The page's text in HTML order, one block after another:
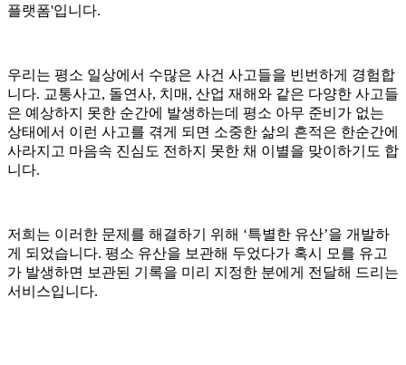
플랫폼'입니다.
우리는 평소 일상에서 수많은 사건 사고들을 빈번하게 경험합
니다. 교통사고, 돌연사, 치매, 산업 재해와 같은 다양한 사고들
은 예상하지 못한 순간에 발생하는데 평소 아무 준비가 없는
상태에서 이런 사고를 겪게 되면 소중한 삶의 흔적은 한순간에
사라지고 마음속 진심도 전하지 못한 채 이별을 맞이하기도 합
니다.
저희는 이러한 문제를 해결하기 위해 ‘특별한 유산’을 개발하
게 되었습니다. 평소 유산을 보관해 두었다가 혹시 모를 유고
가 발생하면 보관된 기록을 미리 지정한 분에게 전달해 드리는
서비스입니다.